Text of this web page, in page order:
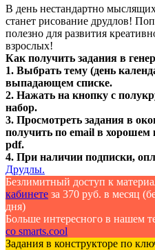
В день нестандартно
станет рисование друдлов!
полезно для развития
взрослых!
Как получить задания в
1. Выбрать тему (день
выпадающем списке.
2. Нажать на кнопку с
набор.
3. Просмотреть задания в
получить по email в хорошем
pdf.
4. При наличии подписки,
Друдлы.
Безлимитный доступ к
кабинете за 370 руб. в месяц
дня)
Больше интересного в нашем
со smarts.cool
Задания в конструкторе по